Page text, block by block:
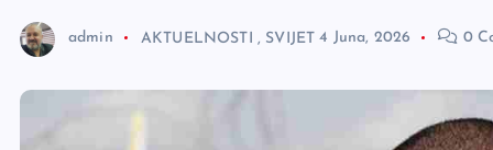
admin AKTUELNOSTI , SVIJET 4 Juna, 2026 0